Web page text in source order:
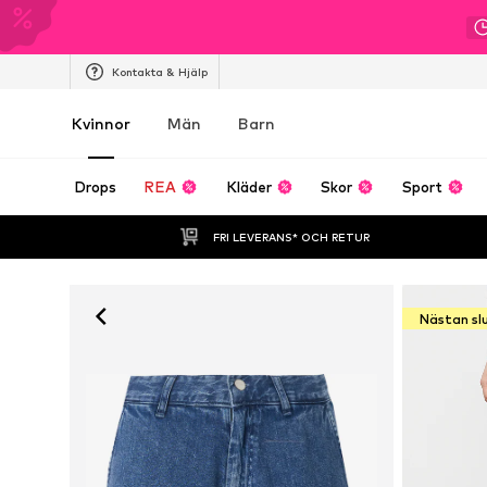
Kontakta & Hjälp
Kvinnor Män Barn
Drops REA Kläder Skor Sport
FRI LEVERANS* OCH RETUR
Nästan